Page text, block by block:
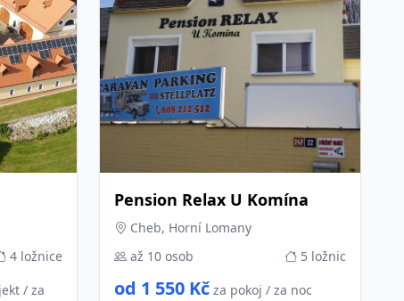
4 ložnice
/ za
Pension Relax U Komína
Cheb, Horní Lomany
až 10 osob
5 ložnic
od 1 550 Kč za pokoj / za noc